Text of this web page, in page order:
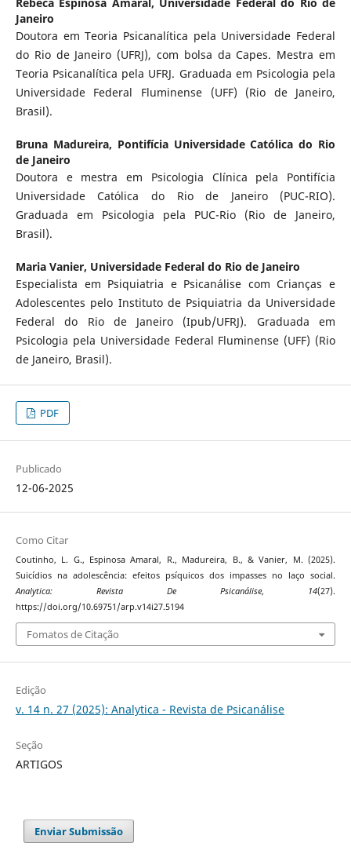
Janeiro
Doutora em Teoria Psicanalítica pela Universidade Federal
do Rio de Janeiro (UFRJ), com bolsa da Capes. Mestra em
Teoria Psicanalítica pela UFRJ. Graduada em Psicologia pela
Universidade Federal Fluminense (UFF) (Rio de Janeiro,
Brasil).
Bruna Madureira, Pontifícia Universidade Católica do Rio
de Janeiro
Doutora e mestra em Psicologia Clínica pela Pontifícia
Universidade Católica do Rio de Janeiro (PUC-RIO).
Graduada em Psicologia pela PUC-Rio (Rio de Janeiro,
Brasil).
Maria Vanier, Universidade Federal do Rio de Janeiro
Especialista em Psiquiatria e Psicanálise com Crianças e
Adolescentes pelo Instituto de Psiquiatria da Universidade
Federal do Rio de Janeiro (Ipub/UFRJ). Graduada em
Psicologia pela Universidade Federal Fluminense (UFF) (Rio
de Janeiro, Brasil).
PDF
Publicado
12-06-2025
Como Citar
Coutinho, L. G., Espinosa Amaral, R., Madureira, B., & Vanier, M. (2025).
Suicídios na adolescência: efeitos psíquicos dos impasses no laço social.
Analytica: Revista De Psicanálise, 14(27).
https://doi.org/10.69751/arp.v14i27.5194
Fomatos de Citação
Edição
v. 14 n. 27 (2025): Analytica - Revista de Psicanálise
Seção
ARTIGOS
Enviar Submissão